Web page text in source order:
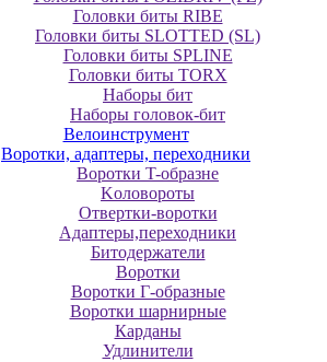
Головки биты RIBE
Головки биты SLOTTED (SL)
Головки биты SPLINE
Головки биты TORX
Наборы бит
Наборы головок-бит
Велоинструмент
Воротки, адаптеры, переходники
Bopoтки T-oбpaзне
Koлoвopoты
Oтвepтки-вopoтки
Адаптеры,переходники
Битодержатели
Воротки
Воротки Г-образные
Воротки шарнирные
Карданы
Удлинители